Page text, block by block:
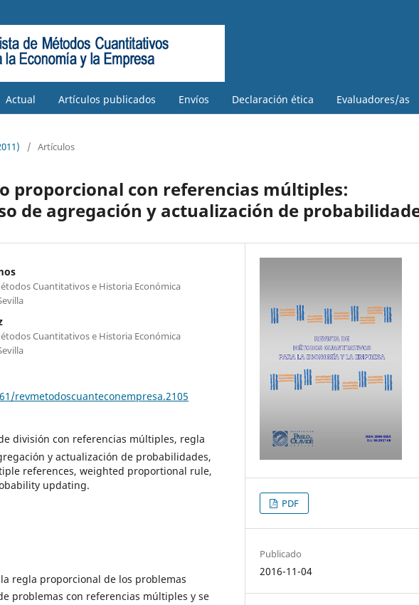
Actual Artículos publicados Envíos Declaración ética Evaluadores/as
/ Artículos
proporcional con referencias múltiples:
de agregación y actualización de
Cuantitativos e Historia Económica
Cuantitativos e Historia Económica
revmetodoscuanteconempresa.2105
división con referencias múltiples, regla
y actualización de probabilidades,
references, weighted proportional rule,
updating.
regla proporcional de los problemas
problemas con referencias múltiples y se
PDF
Publicado
2016-11-04